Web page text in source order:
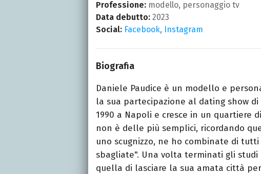
Professione: modello, personaggio tv
Data debutto: 2023
Social: Facebook, Instagram
Biografia
Daniele Paudice è un modello e
la sua partecipazione al dating show di
1990 a Napoli e cresce in un quartiere
non è delle più semplici, ricordando
uno scugnizzo, ne ho combinate di
sbagliate". Una volta terminati gli studi
quella di lasciare la sua amata città